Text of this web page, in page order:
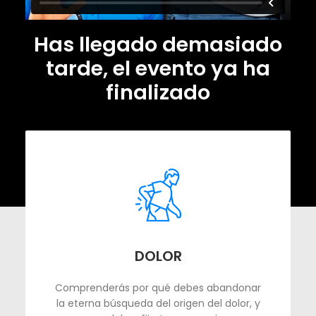
Has llegado demasiado
tarde, el evento ya ha
finalizado
DOLOR
Comprenderás por qué debes abandonar
la eterna búsqueda del origen del dolor, y